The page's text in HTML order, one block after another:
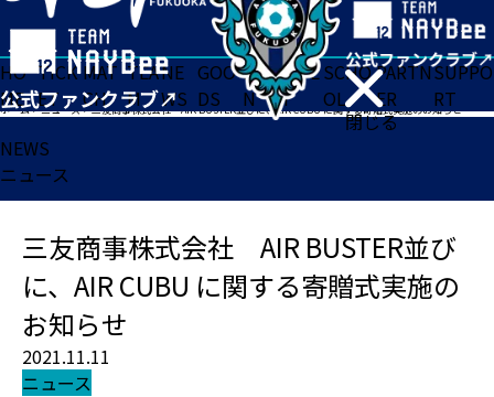
閉じる
HO
ME
TICK
ET
MAT
CH
TEA
M
NE
WS
GOO
DS
FA
N
ACADE
MY
SCHO
OL
PARTN
ER
SUPPO
RT
ホーム>ニュース>三友商事株式会社 AIR BUSTER並びに、AIR CUBU に関する寄贈式実施のお知らせ
NEWS
ニュース
三友商事株式会社 AIR BUSTER並び
に、AIR CUBU に関する寄贈式実施の
お知らせ
2021.11.11
ニュース